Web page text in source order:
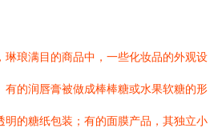
琳琅满目的商品中，一些化妆品的外观设
有的润唇膏被做成棒棒糖或水果软糖的形
明的糖纸包装；有的面膜产品，其独立小